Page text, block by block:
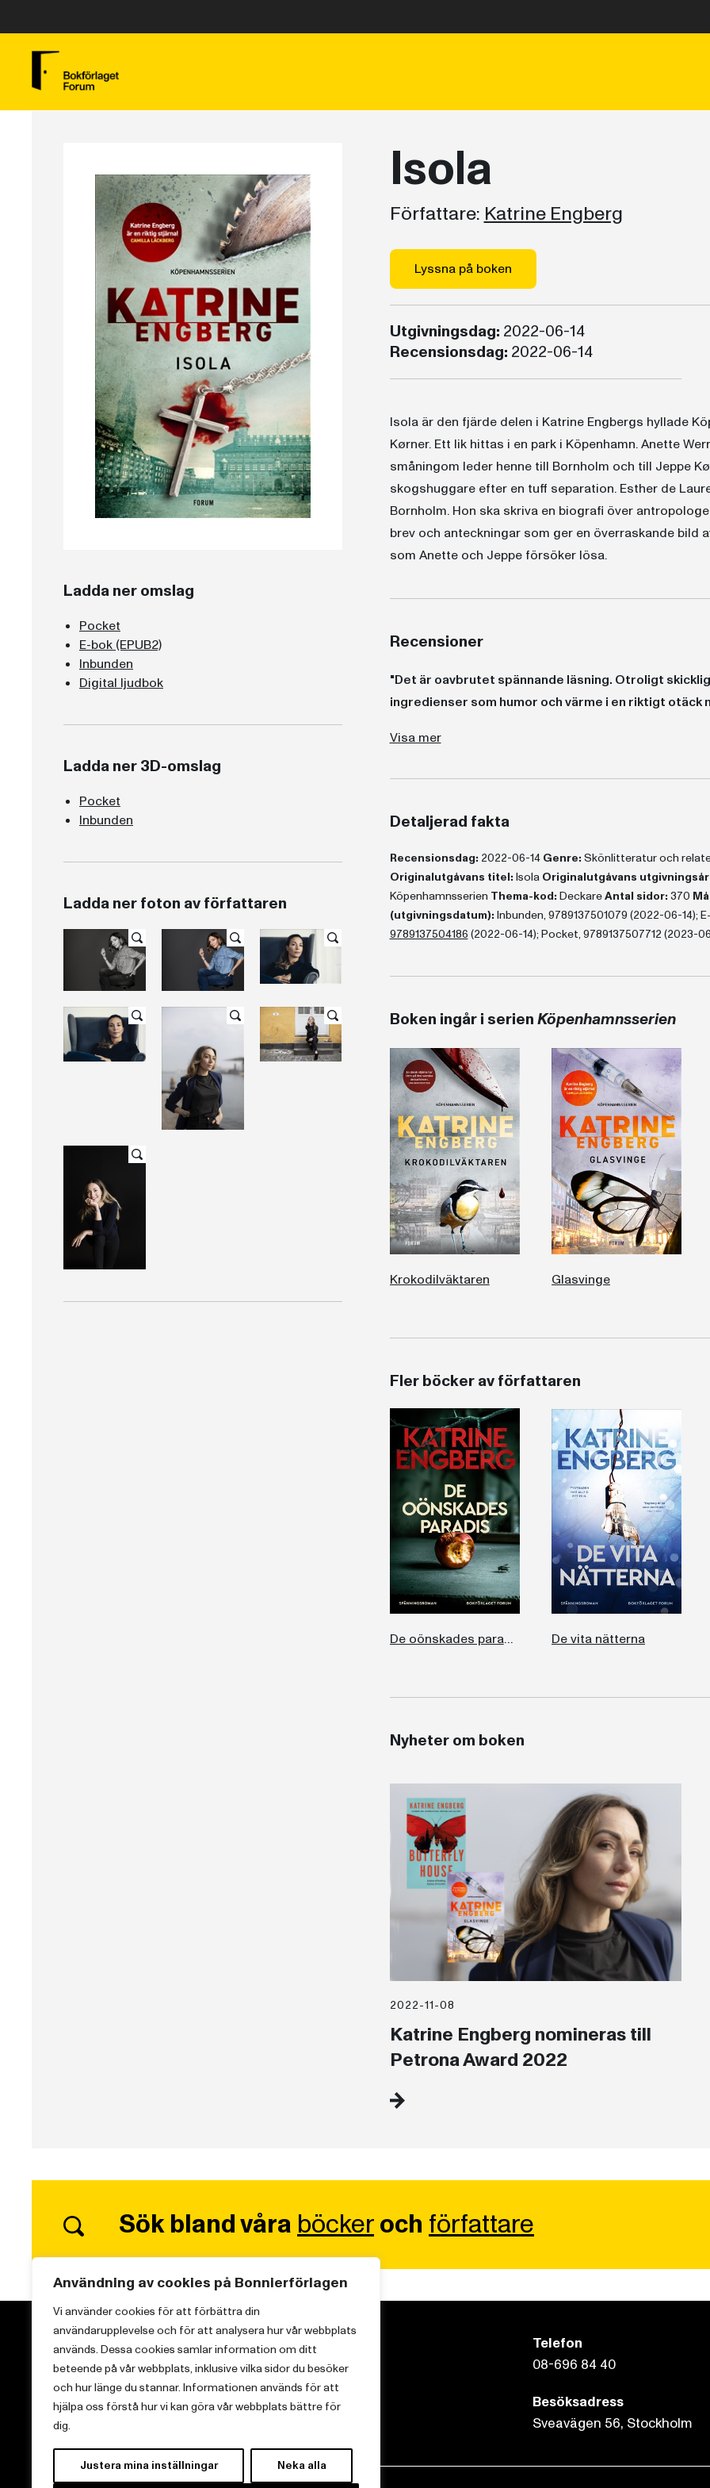
Användning av cookies på Bonnierförlagen
Vi använder cookies för att förbättra din
användarupplevelse och för att analysera hur vår webbplats
används. Dessa cookies samlar information om ditt
beteende på vår webbplats, inklusive vilka sidor du besöker
och hur länge du stannar. Informationen används för att
hjälpa oss förstå hur vi kan göra vår webbplats bättre för
dig.
Justera mina inställningar Neka alla
Ladda ner omslag
Pocket
E-bok (EPUB2)
Inbunden
Digital ljudbok
Ladda ner 3D-omslag
Pocket
Inbunden
Ladda ner foton av författaren
Isola
Författare: Katrine Engberg
Lyssna på boken
Utgivningsdag: 2022-06-14
Recensionsdag: 2022-06-14
Isola är den fjärde delen i Katrine Engbergs hyllade
Kørner. Ett lik hittas i en park i Köpenhamn. Anette
småningom leder henne till Bornholm och till Jeppe
skogshuggare efter en tuff separation. Esther de
Bornholm. Hon ska skriva en biografi över
brev och anteckningar som ger en överraskande
som Anette och Jeppe försöker lösa.
Recensioner
"Det är oavbrutet spännande läsning. Otroligt
ingredienser som humor och värme i en riktigt otäck
Visa mer
Detaljerad fakta
Recensionsdag: 2022-06-14 Genre: Skönlitteratur och
Originalutgåvans titel: Isola Originalutgåvans
Köpenhamnsserien Thema-kod: DeckareAntal sidor: 370
(utgivningsdatum): Inbunden, 9789137501079 (2022-06-14);
9789137504186 (2022-06-14); Pocket, 9789137507712 (2023-
Boken ingår i serienKöpenhamnsserien
Krokodilväktaren Glasvinge
Fler böcker av författaren
De oönskades paradis De vita nätterna
Nyheter om boken
2022-11-08
Katrine Engberg nomineras till
Petrona Award 2022
Sök bland våraböckeroch författare
Vi brinner för starka berättelser och att sprida
kunskap inom aktuella ämnen.
Telefon
08-696 84 40
Besöksadress
Sveavägen 56, Stockholm